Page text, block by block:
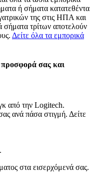
ή σήματα κατατεθέντα
της στις ΗΠΑ και
τρίτων αποτελούν
Δείτε όλα τα εμπορικά
προσφορά σας και
από την Logitech.
ανά πάσα στιγμή. Δείτε
στα εισερχόμενά σας.